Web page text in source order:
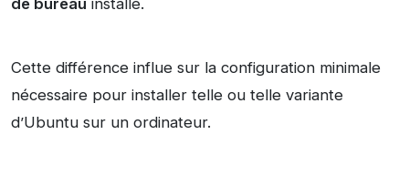
de bureau installé.
Cette différence influe sur la configuration minimale
nécessaire pour installer telle ou telle variante
d’Ubuntu sur un ordinateur.